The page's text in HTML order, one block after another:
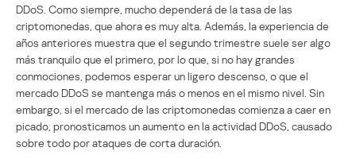
DDoS. Como siempre, mucho dependerá de la tasa de las
criptomonedas, que ahora es muy alta. Además, la experiencia de
años anteriores muestra que el segundo trimestre suele ser algo
más tranquilo que el primero, por lo que, si no hay grandes
conmociones, podemos esperar un ligero descenso, o que el
mercado DDoS se mantenga más o menos en el mismo nivel. Sin
embargo, si el mercado de las criptomonedas comienza a caer en
picado, pronosticamos un aumento en la actividad DDoS, causado
sobre todo por ataques de corta duración.